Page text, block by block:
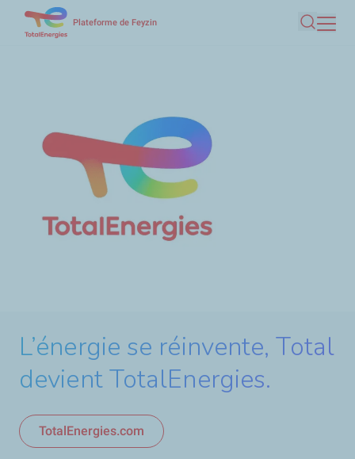
Plateforme de Feyzin
L’énergie se réinvente, Total
devient TotalEnergies.
TotalEnergies.com